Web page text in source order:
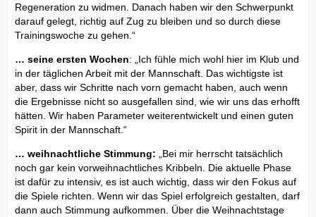
Regeneration zu widmen. Danach haben wir den Schwerpunkt
darauf gelegt, richtig auf Zug zu bleiben und so durch diese
Trainingswoche zu gehen.“
… seine ersten Wochen: „Ich fühle mich wohl hier im Klub und
in der täglichen Arbeit mit der Mannschaft. Das wichtigste ist
aber, dass wir Schritte nach vorn gemacht haben, auch wenn
die Ergebnisse nicht so ausgefallen sind, wie wir uns das erhofft
hätten. Wir haben Parameter weiterentwickelt und einen guten
Spirit in der Mannschaft.“
… weihnachtliche Stimmung: „Bei mir herrscht tatsächlich
noch gar kein vorweihnachtliches Kribbeln. Die aktuelle Phase
ist dafür zu intensiv, es ist auch wichtig, dass wir den Fokus auf
die Spiele richten. Wenn wir das Spiel erfolgreich gestalten, darf
dann auch Stimmung aufkommen. Über die Weihnachtstage